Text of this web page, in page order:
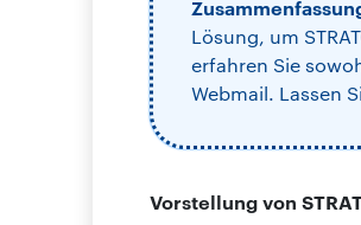
Lösung, um
erfahren Sie
Webmail. Lassen
Vorstellung von